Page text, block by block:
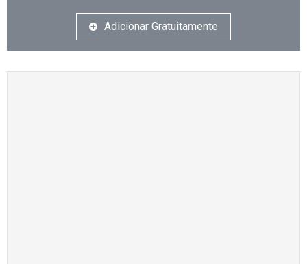
Adicionar Gratuitamente